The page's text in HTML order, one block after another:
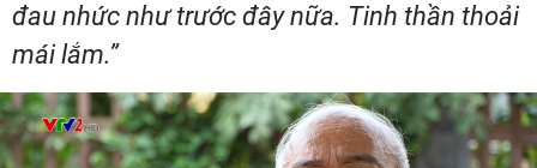
đau nhức như trước đây nữa. Tinh thần thoải
mái lắm.”